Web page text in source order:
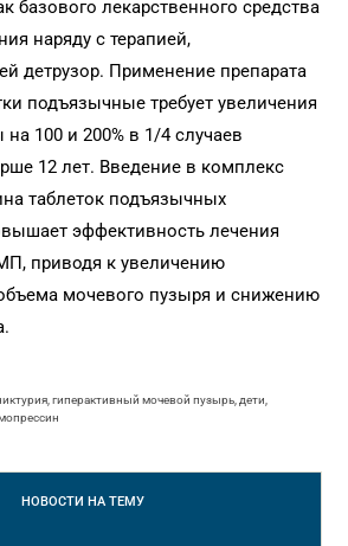
базового лекарственного средства
наряду с терапией,
детрузор. Применение препарата
подъязычные требует увеличения
100 и 200% в 1/4 случаев
12 лет. Введение в комплекс
таблеток подъязычных
эффективность лечения
приводя к увеличению
мочевого пузыря и снижению
гиперактивный мочевой пузырь, дети,
НОВОСТИ НА ТЕМУ